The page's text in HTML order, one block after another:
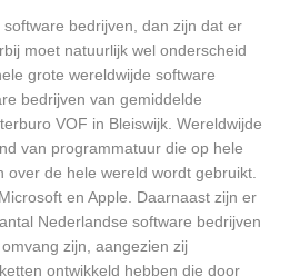
bedrijven, dan zijn dat er
moet natuurlijk wel onderscheid
grote wereldwijde software
bedrijven van gemiddelde
VOF in Bleiswijk. Wereldwijde
van programmatuur die op hele
de hele wereld wordt gebruikt.
en Apple. Daarnaast zijn er
Nederlandse software bedrijven
zijn, aangezien zij
ontwikkeld hebben die door